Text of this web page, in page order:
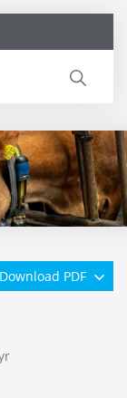
Download PDF